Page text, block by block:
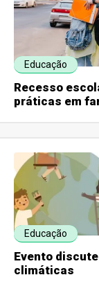
Educação
Recesso
práticas em
Educação
Evento
climáticas